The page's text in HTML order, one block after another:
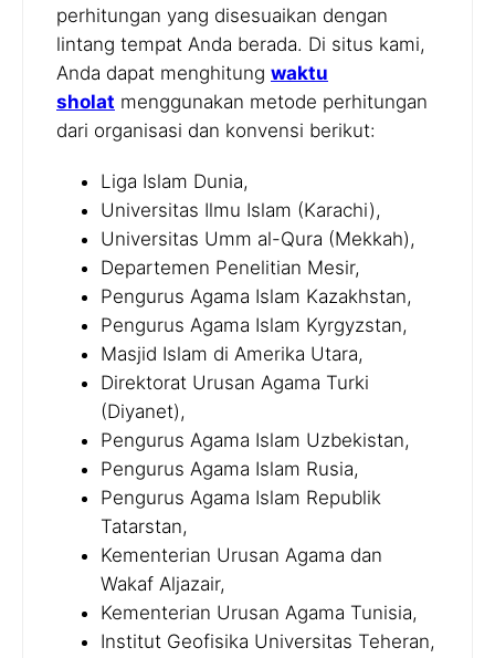
perhitungan yang disesuaikan dengan
lintang tempat Anda berada. Di situs kami,
Anda dapat menghitung waktu
sholat menggunakan metode perhitungan
dari organisasi dan konvensi berikut:
Liga Islam Dunia,
Universitas Ilmu Islam (Karachi),
Universitas Umm al-Qura (Mekkah),
Departemen Penelitian Mesir,
Pengurus Agama Islam Kazakhstan,
Pengurus Agama Islam Kyrgyzstan,
Masjid Islam di Amerika Utara,
Direktorat Urusan Agama Turki
(Diyanet),
Pengurus Agama Islam Uzbekistan,
Pengurus Agama Islam Rusia,
Pengurus Agama Islam Republik
Tatarstan,
Kementerian Urusan Agama dan
Wakaf Aljazair,
Kementerian Urusan Agama Tunisia,
Institut Geofisika Universitas Teheran,